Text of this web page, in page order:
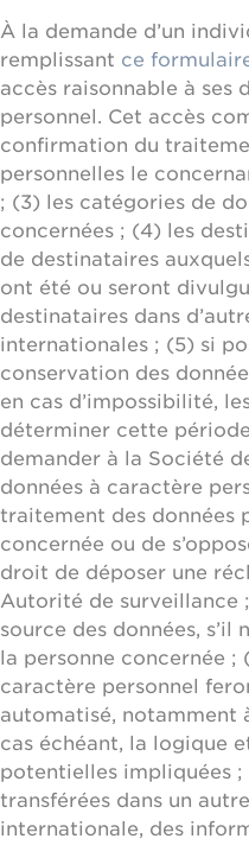
À la demande d’un
remplissant ce
accès raisonnable à ses
personnel. Cet accès
confirmation du
personnelles le
; (3) les catégories de
concernées ; (4) les
de destinataires
ont été ou seront
destinataires dans
internationales ; (5) si
conservation des
en cas d’impossibilité,
déterminer cette
demander à la Société
données à caractère
traitement des données
concernée ou de
droit de déposer une
Autorité de surveillance
source des données, s’il
la personne concernée ;
caractère personnel
automatisé, notamment
cas échéant, la logique
potentielles impliquées ;
transférées dans un
internationale, des